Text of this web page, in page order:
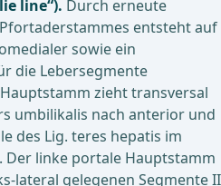
line“). Durch erneute
entsteht auf
sowie ein
die Lebersegmente
zieht transversal
umbilikalis nach anterior und
des Lig. teres hepatis im
Der linke portale Hauptstamm
lateral gelegenen Segmente II